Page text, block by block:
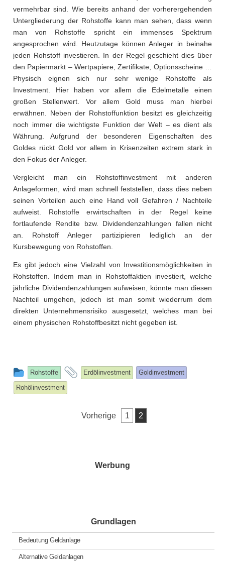
vermehrbar sind. Wie bereits anhand der vorherergehenden
Untergliederung der Rohstoffe kann man sehen, dass wenn
man von Rohstoffe spricht ein immenses Spektrum
angesprochen wird. Heutzutage können Anleger in beinahe
jeden Rohstoff investieren. In der Regel geschieht dies über
den Papiermarkt – Wertpapiere, Zertifikate, Optionsscheine …
Physisch eignen sich nur sehr wenige Rohstoffe als
Investment. Hier haben vor allem die Edelmetalle einen
großen Stellenwert. Vor allem Gold muss man hierbei
erwähnen. Neben der Rohstoffunktion besitzt es gleichzeitig
noch immer die wichtigste Funktion der Welt – es dient als
Währung. Aufgrund der besonderen Eigenschaften des
Goldes rückt Gold vor allem in Krisenzeiten extrem stark in
den Fokus der Anleger.
Vergleicht man ein Rohstoffinvestment mit anderen
Anlageformen, wird man schnell feststellen, dass dies neben
seinen Vorteilen auch eine Hand voll Gefahren / Nachteile
aufweist. Rohstoffe erwirtschaften in der Regel keine
fortlaufende Rendite bzw. Dividendenzahlungen fallen nicht
an. Rohstoff Anleger partizipieren lediglich an der
Kursbewegung von Rohstoffen.
Es gibt jedoch eine Vielzahl von Investitionsmöglichkeiten in
Rohstoffen. Indem man in Rohstoffaktien investiert, welche
jährliche Dividendenzahlungen aufweisen, könnte man diesen
Nachteil umgehen, jedoch ist man somit wiederrum dem
direkten Unternehmensrisiko ausgesetzt, welches man bei
einem physischen Rohstoffbesitzt nicht gegeben ist.
This
entry
was
Rohstoffe
and
Erdölinvestment
Goldinvestment
Rohölinvestment
SeitennummerierungVorherige 1 2
Werbung
Grundlagen
Bedeutung Geldanlage
Alternative Geldanlagen